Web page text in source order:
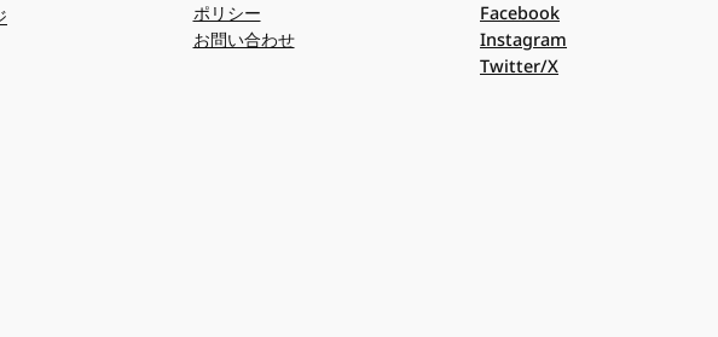
ポリシー
お問い合わせ
Facebook
Instagram
Twitter/X